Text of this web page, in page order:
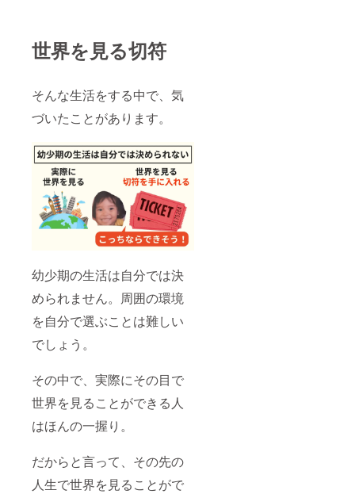
世界を見る切符
そんな生活をする中で、気
づいたことがあります。
幼少期の生活は自分では決
められません。周囲の環境
を自分で選ぶことは難しい
でしょう。
その中で、実際にその目で
世界を見ることができる人
はほんの一握り。
だからと言って、その先の
人生で世界を見ることがで